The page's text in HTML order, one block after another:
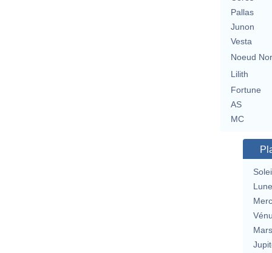
Pallas
Junon
Vesta
Noeud
Lilith
Fortune
AS
MC
Lune
Mars